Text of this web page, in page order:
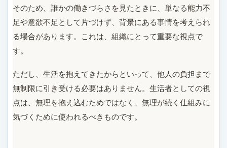
そのため、誰かの働きづらさを見たときに、単なる能力不
足や意欲不足として片づけず、背景にある事情を考えられ
る場合があります。これは、組織にとって重要な視点で
す。
ただし、生活を抱えてきたからといって、他人の負担まで
無制限に引き受ける必要はありません。生活者としての視
点は、無理を抱え込むためではなく、無理が続く仕組みに
気づくために使われるべきものです。